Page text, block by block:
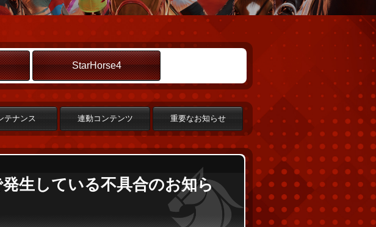
StarHorse4
テナンス 連動コンテンツ 重要なお知らせ
生している不具合のお知ら